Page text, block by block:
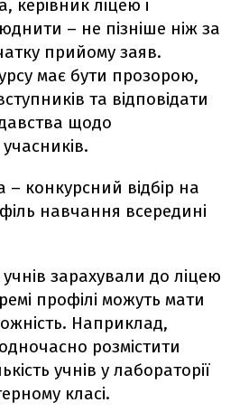
керівник ліцею і
– не пізніше ніж за
прийому заяв.
має бути прозорою,
та відповідати
щодо
– конкурсний відбір на
навчання всередині
учнів зарахували до ліцею
профілі можуть мати
Наприклад,
розмістити
учнів у лабораторії
класі.